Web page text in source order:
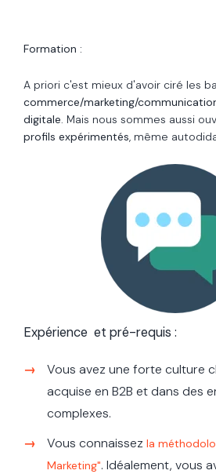
Formation :
A priori c'est mieux d'avoir ciré les
commerce/marketing/
digitale . Mais nous sommes aussi
profils expérimentés , même
Expérience et pré-requis :
Vous avez une forte culture
acquise en B2B et dans des
complexes.
Vous connaissez la
Marketing". Idéalement, vous